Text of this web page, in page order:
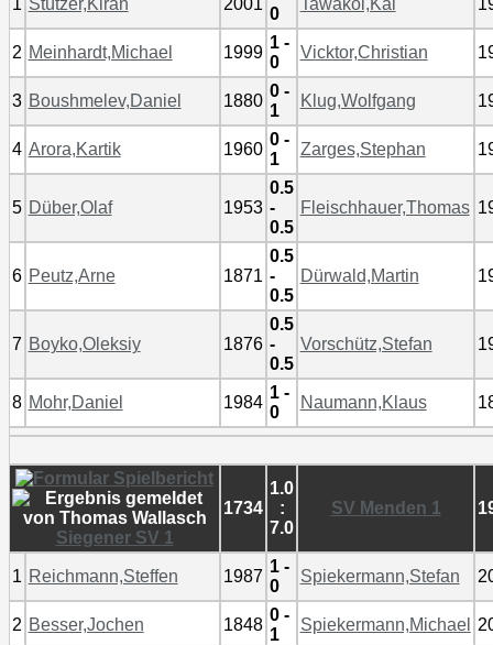
0
2 Meinhardt,Michael 1999
1 -
0
Vicktor,Christian
3 Boushmelev,Daniel 1880
0 -
1
Klug,Wolfgang
4 Arora,Kartik 1960
0 -
1
Zarges,Stephan
5 Düber,Olaf 1953
0.5
-
0.5
Fleischhauer,Thomas
6 Peutz,Arne 1871
0.5
-
0.5
Dürwald,Martin
7 Boyko,Oleksiy 1876
0.5
-
0.5
Vorschütz,Stefan
8 Mohr,Daniel 1984
1 -
0
Naumann,Klaus
Siegener SV 1
1734
1.0
:
7.0
SV Menden 1
1 Reichmann,Steffen 1987
1 -
0
Spiekermann,Stefan
2 Besser,Jochen 1848
0 -
1
Spiekermann,Michael